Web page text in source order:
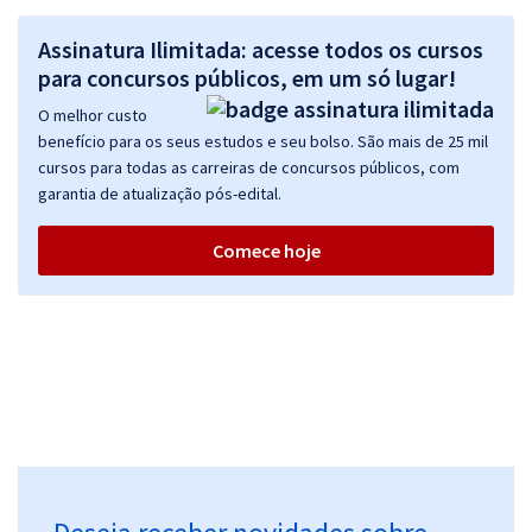
R$ 295,12à vista
ou 12x de R$24,59
Economize R$ 73,78 (-20%)
Comprar
UNEMAT - Universidade do Estado de Mato Grosso MT - Contador
à vista
ou 12x deR$39,99
UNEMAT - Universidade do Estado de Mato Grosso MT -
Assinatura Ilimitada: acesse todos os cursos
para concursos públicos, em um só lugar!
O melhor custo
benefício para os seus estudos e seu bolso. São mais de 25 mil
cursos para todas as carreiras de concursos públicos, com
garantia de atualização pós-edital.
Comece hoje